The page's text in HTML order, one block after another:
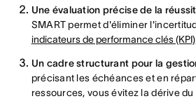
Une évaluation précise de la
SMART permet d'éliminer
indicateurs de performance clés (KPI)
Un cadre structurant pour la
précisant les échéances et en
ressources, vous évitez la dérive